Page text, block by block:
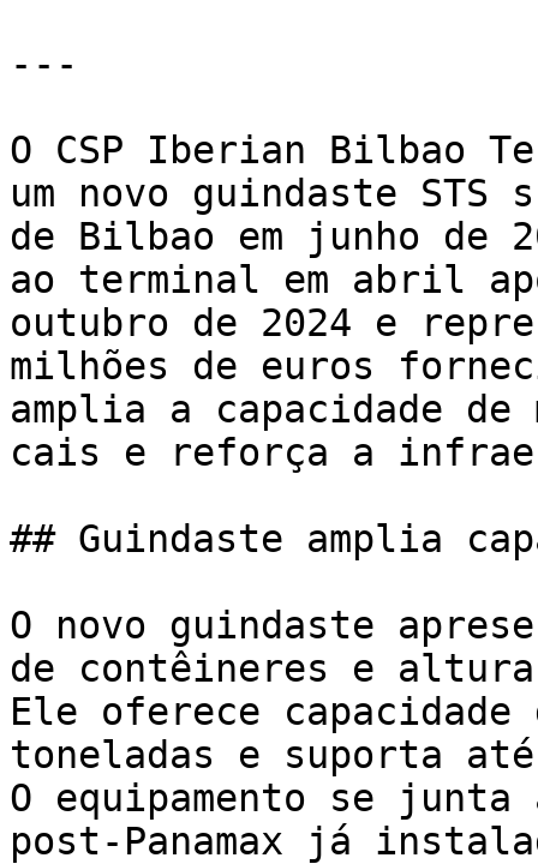
---
O CSP Iberian Bilbao
um novo guindaste STS
de Bilbao em junho de
ao terminal em abril
outubro de 2024 e
milhões de euros
amplia a capacidade de
cais e reforça a
## Guindaste amplia
O novo guindaste
de contêineres e
Ele oferece
toneladas e suporta
O equipamento se
post-Panamax já